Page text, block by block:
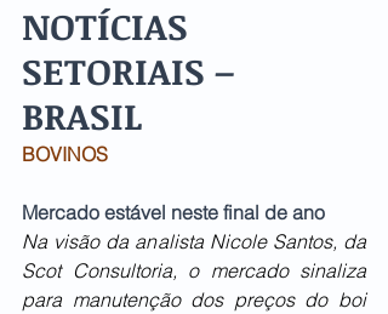
NOTÍCIAS
SETORIAIS –
BRASIL
BOVINOS
Mercado estável neste final de ano
Na visão da analista Nicole Santos, da
Scot Consultoria, o mercado sinaliza
para manutenção dos preços do boi